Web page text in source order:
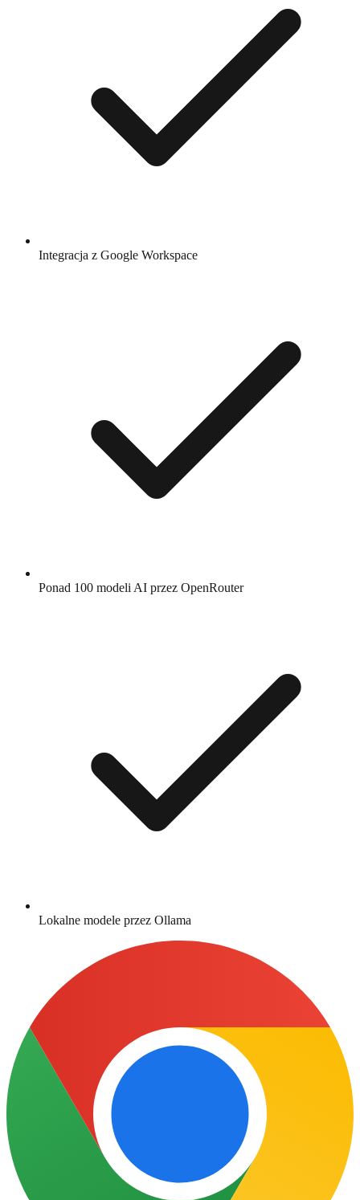
Integracja z Google Workspace
Ponad 100 modeli AI przez OpenRouter
Lokalne modele przez Ollama